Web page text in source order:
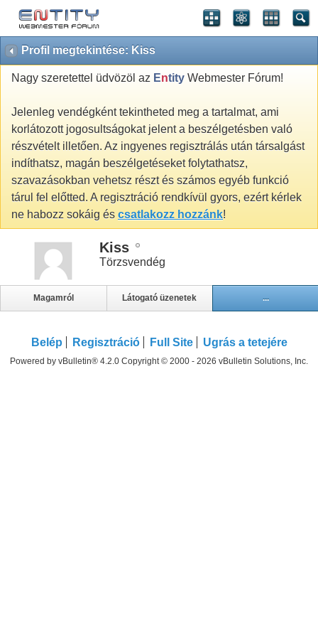
Profil megtekintése: Kiss
Nagy szeretettel üdvözöl az Entity Webmester Fórum!
Jelenleg vendégként tekintheted meg a tartalmat, ami
korlátozott jogosultságokat jelent a beszélgetésben való
részvételt illetően. Az ingyenes regisztrálás után társalgást
indíthatsz, magán beszélgetéseket folytathatsz,
szavazásokban vehetsz részt és számos egyéb funkció
tárul fel előtted. A regisztráció rendkívül gyors, ezért kérlek
ne habozz sokáig és csatlakozz hozzánk!
Kiss
Törzsvendég
Magamról Látogató üzenetek ...
Belép Regisztráció Full Site Ugrás a tetejére
Powered by vBulletin® 4.2.0 Copyright © 2000 - 2026 vBulletin Solutions, Inc.